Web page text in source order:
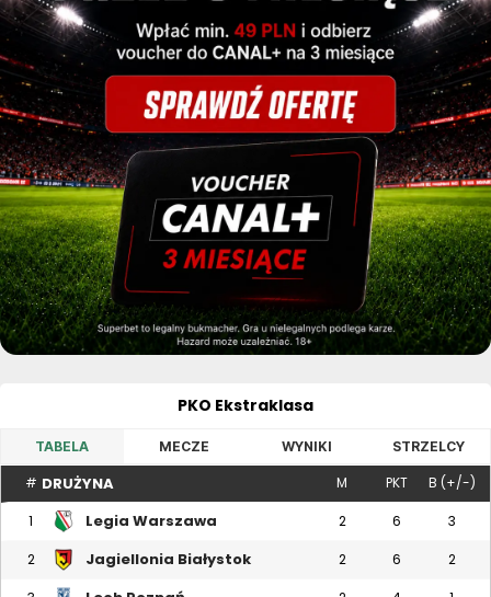
PKO Ekstraklasa
TABELA MECZE WYNIKI STRZELCY
# DRUŻYNA M PKT B (+/-)
1 Legia Warszawa 2 6 3
2 Jagiellonia Białystok 2 6 2